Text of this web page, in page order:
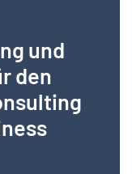
und
den